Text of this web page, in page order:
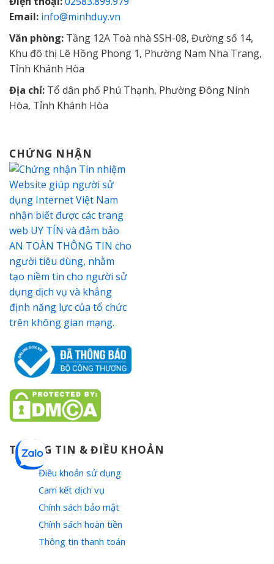
Email: info@minhduy.vn
Văn phòng: Tầng 12A Toà nhà SSH-08, Đường số 14,
Khu đô thị Lê Hồng Phong 1, Phường Nam Nha Trang,
Tỉnh Khánh Hòa
Địa chỉ: Tổ dân phố Phú Thạnh, Phường Đông Ninh
Hòa, Tỉnh Khánh Hòa
CHỨNG NHẬN
THÔNG TIN & ĐIỀU KHOẢN
Điều khoản sử dụng
Cam kết dịch vụ
Chính sách bảo mật
Chính sách hoàn tiền
Thông tin thanh toán